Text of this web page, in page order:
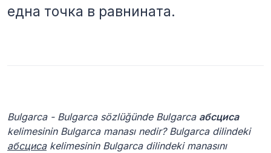
една точка в равнината.
Bulgarca - Bulgarca sözlüğünde Bulgarca абсциса
kelimesinin Bulgarca manası nedir? Bulgarca dilindeki
абсцисаkelimesinin Bulgarca dilindeki manasını